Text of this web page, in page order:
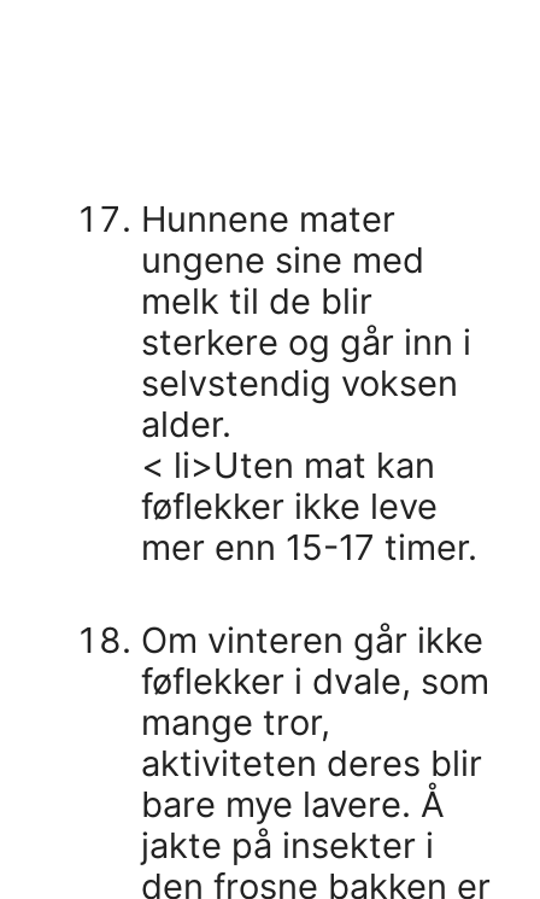
Hunnene mater
ungene sine med
melk til de blir
sterkere og går inn i
selvstendig voksen
alder.
< li>Uten mat kan
føflekker ikke leve
mer enn 15-17 timer.
Om vinteren går ikke
føflekker i dvale, som
mange tror, ​​
aktiviteten deres blir
bare mye lavere. Å
jakte på insekter i
den frosne bakken er